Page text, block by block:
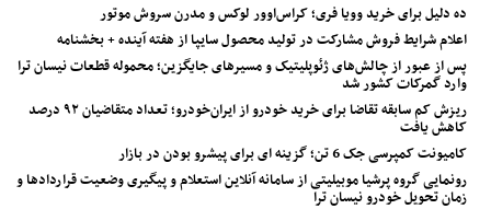
ده دلیل برای خرید وویا فری؛ کراس‌اوور لوکس و مدرن سروش موتور
اعلام شرایط فروش مشارکت در تولید محصول سایپا از هفته آینده + بخشنامه
پس از عبور از چالش‌های ژئوپلیتیک و مسیرهای جایگزین؛ محموله قطعات نیسان ترا
وارد گمرکات کشور شد
ریزش کم‌ سابقه تقاضا برای خرید خودرو از ایران‌خودرو؛ تعداد متقاضیان ۹۲ درصد
کاهش یافت
کامیونت کمپرسی جک 6 تن؛ گزینه ای برای پیشرو بودن در بازار
رونمایی گروه پرشیا موبیلیتی از سامانه آنلاین استعلام و پیگیری وضعیت قراردادها و
زمان تحویل خودرو نیسان ترا